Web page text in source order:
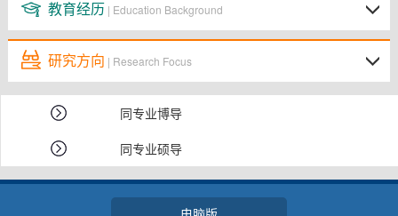
教育经历 | Education Background
研究方向 | Research Focus
同专业博导
同专业硕导